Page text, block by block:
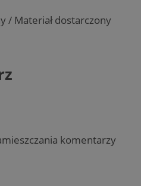
/ Materiał dostarczony
komentarzy